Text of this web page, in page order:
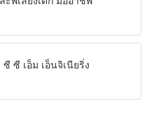
ซี เอ็ม เอ็นจิเนียริ่ง